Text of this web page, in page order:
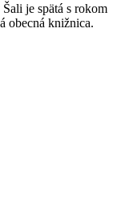
je spätá s rokom
obecná knižnica.